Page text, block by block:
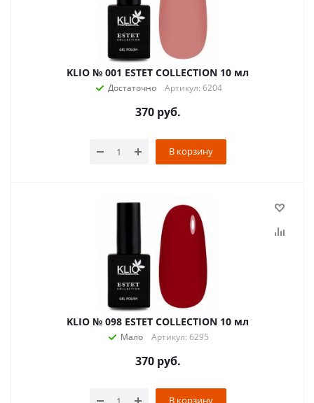
KLIO № 001 ESTET COLLECTION 10 мл
Достаточно Артикул: 6204
370руб.
В корзину
KLIO № 098 ESTET COLLECTION 10 мл
Мало Артикул: 6295
370руб.
В корзину